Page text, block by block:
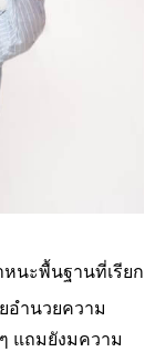
นะพื้นฐานที่เรียก
อำนวยความ
แถมยังมความ